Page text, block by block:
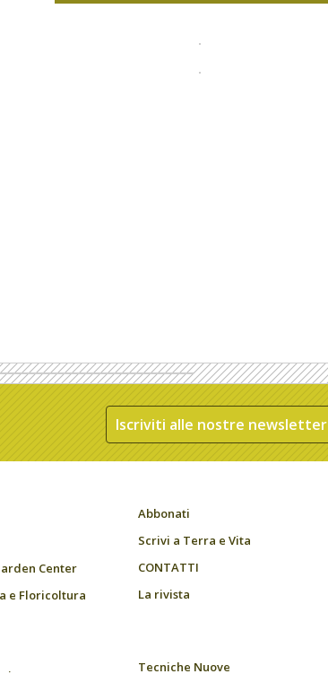
Iscriviti alle nostre newsletter
Center
e Floricoltura
Abbonati
Scrivi a Terra e Vita
CONTATTI
La rivista
Tecniche Nuove